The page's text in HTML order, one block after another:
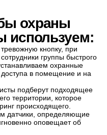
охраны
используем:
кнопку, при
группы быстрого
охранные
в помещение и на
подберут подходящее
территории, которое
происходящего.
датчики, определяющие
оповещает об